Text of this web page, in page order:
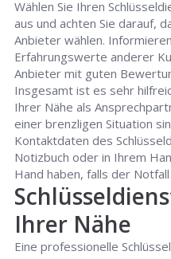
Wählen Sie Ihren
aus und achten Sie darauf,
Anbieter wählen.
Erfahrungswerte anderer
Anbieter mit guten
Insgesamt ist es sehr
Ihrer Nähe als
einer brenzligen Situation
Kontaktdaten des
Notizbuch oder in Ihrem
Hand haben, falls der
Ihrer Nähe
Eine professionelle